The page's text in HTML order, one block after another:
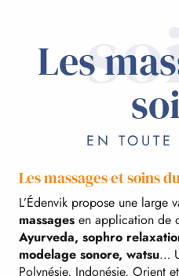
Les
EN TOUTE
Les massages et soins
L’Édenvik propose une large
massages en application de
Ayurveda, sophro
modelage sonore, watsu…
Polynésie, Indonésie, Orient